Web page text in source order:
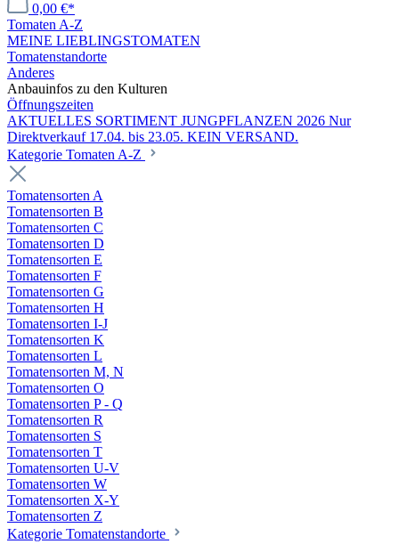
0,00 €*
Tomaten A-Z
MEINE LIEBLINGSTOMATEN
Tomatenstandorte
Anderes
Anbauinfos zu den Kulturen
Öffnungszeiten
AKTUELLES SORTIMENT JUNGPFLANZEN 2026 Nur
Direktverkauf 17.04. bis 23.05. KEIN VERSAND.
Kategorie Tomaten A-Z
Tomatensorten A
Tomatensorten B
Tomatensorten C
Tomatensorten D
Tomatensorten E
Tomatensorten F
Tomatensorten G
Tomatensorten H
Tomatensorten I-J
Tomatensorten K
Tomatensorten L
Tomatensorten M, N
Tomatensorten O
Tomatensorten P - Q
Tomatensorten R
Tomatensorten S
Tomatensorten T
Tomatensorten U-V
Tomatensorten W
Tomatensorten X-Y
Tomatensorten Z
Kategorie Tomatenstandorte